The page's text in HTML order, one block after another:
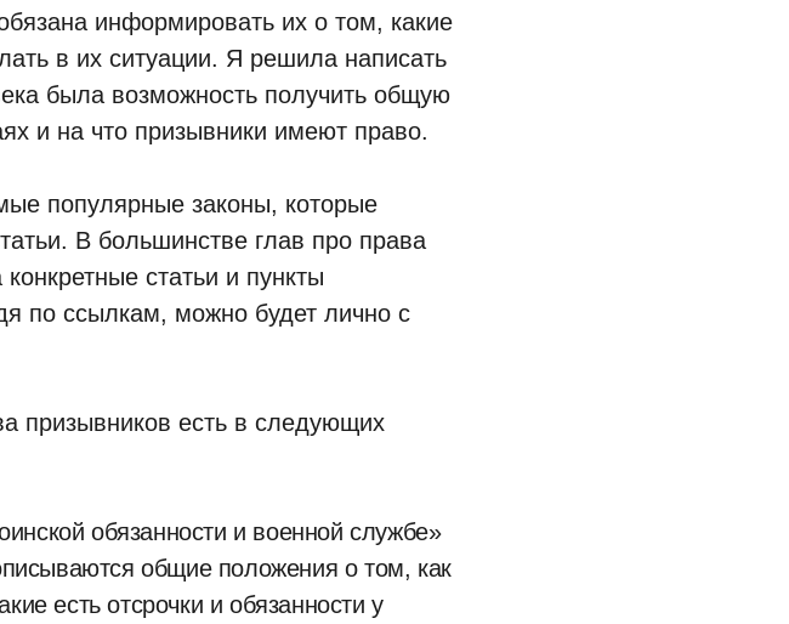
информировать их о том, какие
в их ситуации. Я решила написать
была возможность получить общую
и на что призывники имеют право.
популярные законы, которые
В большинстве глав про права
статьи и пункты
по ссылкам, можно будет лично с
призывников есть в следующих
обязанности и военной службе»
общие положения о том, как
есть отсрочки и обязанности у